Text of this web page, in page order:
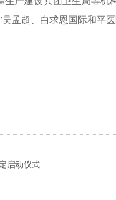
孟超、白求恩国际和平
启动仪式